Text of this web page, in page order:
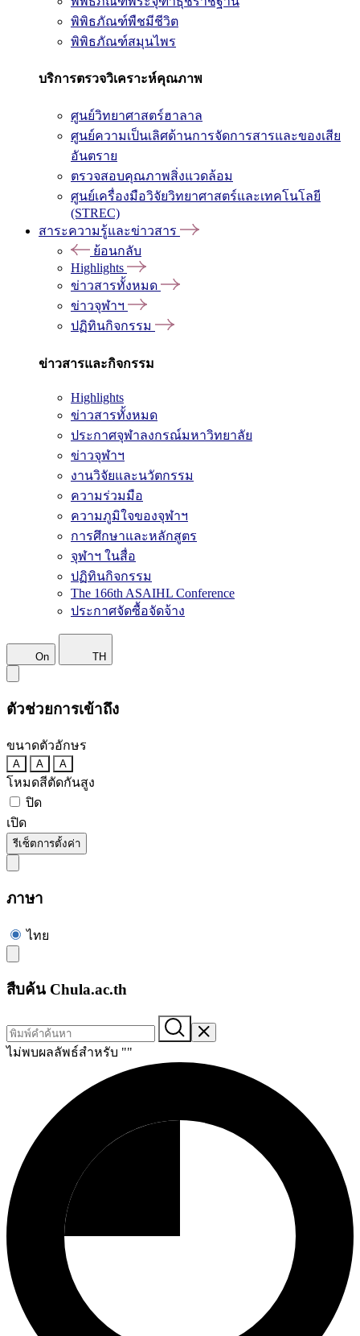
พิพิธภัณฑ์พืชมีชีวิต
พิพิธภัณฑ์สมุนไพร
บริการตรวจวิเคราะห์คุณภาพ
ศูนย์วิทยาศาสตร์ฮาลาล
ศูนย์ความเป็นเลิศด้านการจัดการสารและของเสีย
อันตราย
ตรวจสอบคุณภาพสิ่งแวดล้อม
ศูนย์เครื่องมือวิจัยวิทยาศาสตร์และเทคโนโลยี
(STREC)
สาระความรู้และข่าวสาร
ย้อนกลับ
Highlights
ข่าวสารทั้งหมด
ข่าวจุฬาฯ
ปฏิทินกิจกรรม
ข่าวสารและกิจกรรม
Highlights
ข่าวสารทั้งหมด
ประกาศจุฬาลงกรณ์มหาวิทยาลัย
ข่าวจุฬาฯ
งานวิจัยและนวัตกรรม
ความร่วมมือ
ความภูมิใจของจุฬาฯ
การศึกษาและหลักสูตร
จุฬาฯ ในสื่อ
ปฏิทินกิจกรรม
The 166th ASAIHL Conference
ประกาศจัดซื้อจัดจ้าง
On TH
ตัวช่วยการเข้าถึง
ขนาดตัวอักษร
A A A
โหมดสีตัดกันสูง
ปิด
เปิด
รีเซ็ตการตั้งค่า
ภาษา
ไทย
สืบค้น Chula.ac.th
ไม่พบผลลัพธ์สำหรับ ""